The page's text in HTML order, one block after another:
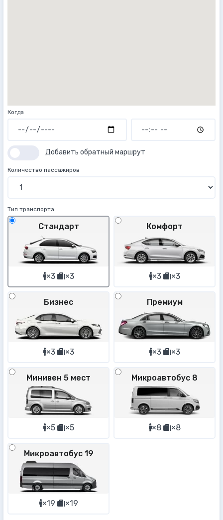
Когда
Добавить обратный маршрут
Количество пассажиров
Тип транспорта
Стандарт
×3 ×3
Комфорт
×3 ×3
Бизнес
×3 ×3
Премиум
×3 ×3
Минивен 5 мест
×5 ×5
Микроавтобус 8
×8 ×8
Микроавтобус 19
×19 ×19